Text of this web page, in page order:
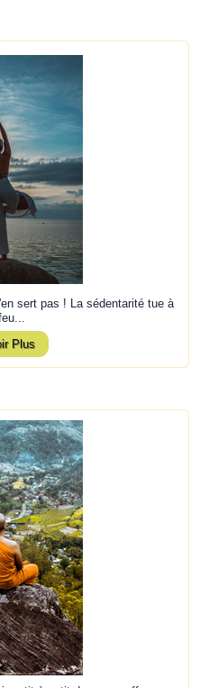
sert pas ! La sédentarité tue à
Plus